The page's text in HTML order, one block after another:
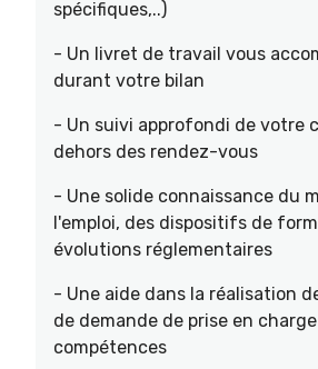
spécifiques,..)
- Un livret de travail vous
durant votre bilan
- Un suivi approfondi de votre
dehors des rendez-vous
- Une solide connaissance du
l'emploi, des dispositifs de
évolutions réglementaires
- Une aide dans la réalisation
de demande de prise en
compétences